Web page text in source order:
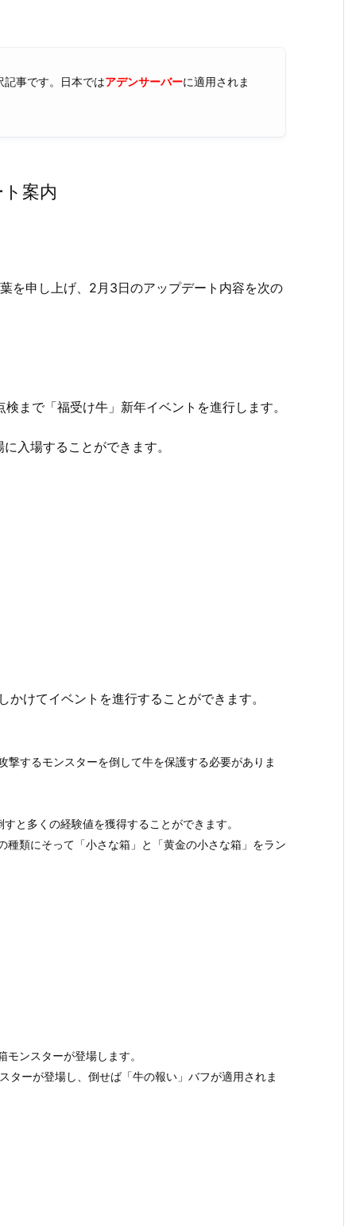
事です。日本ではアデンサーバーに適用されま
案内
を申し上げ、2月3日のアップデート内容を次の
まで「福受け牛」新年イベントを進行します。
入場することができます。
けてイベントを進行することができます。
するモンスターを倒して牛を保護する必要がありま
と多くの経験値を獲得することができます。
類にそって「小さな箱」と「黄金の小さな箱」をラン
ンスターが登場します。
ーが登場し、倒せば「牛の報い」バフが適用されま